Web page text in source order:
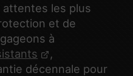
les plus
et de
à
,
décennale pour